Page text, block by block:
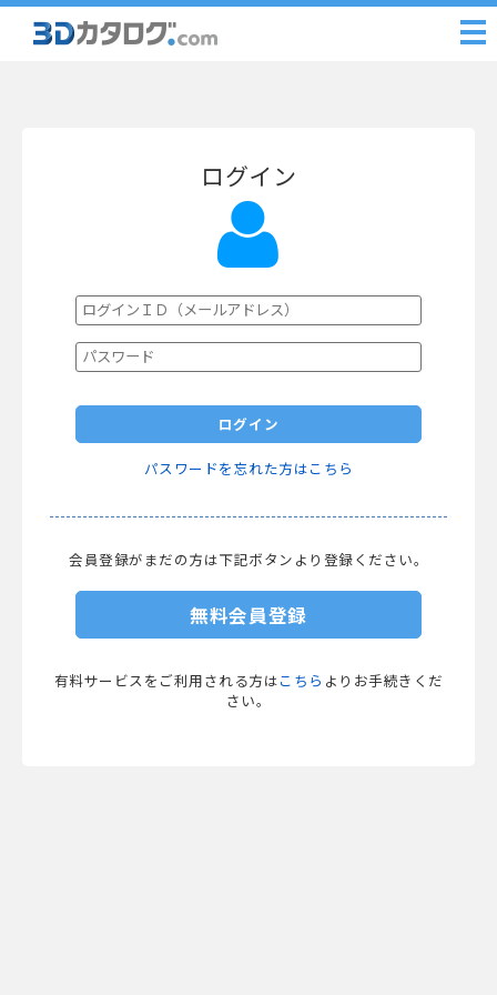
ログイン
ログイン
パスワードを忘れた方はこちら
会員登録がまだの方は下記ボタンより登録ください。
無料会員登録
有料サービスをご利用される方は こちら よりお手続きくだ
さい。